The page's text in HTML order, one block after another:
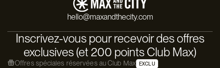
hello@maxandthecity.com
Inscrivez-vous pour recevoir des offres
exclusives (et 200 points Club Max)
Offres spéciales réservées au Club Max EXCLU